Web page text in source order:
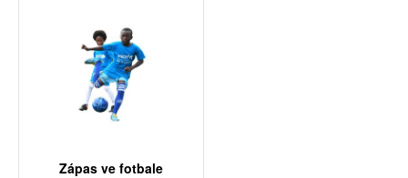
Zápas ve fotbale